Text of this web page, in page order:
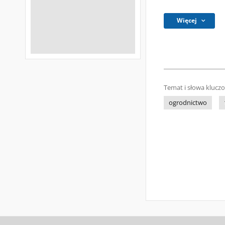
Więcej
Temat i słowa
ogrodnictwo